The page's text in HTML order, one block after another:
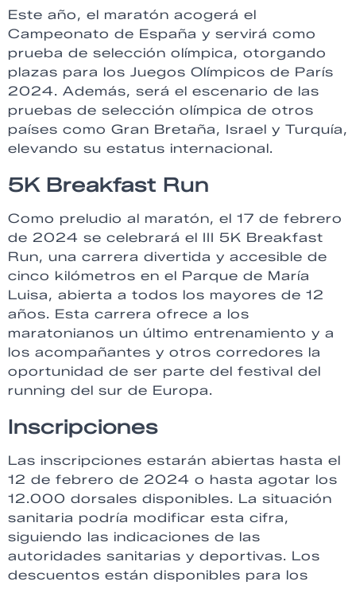
Este año, el maratón acogerá el
Campeonato de España y servirá como
prueba de selección olímpica, otorgando
plazas para los Juegos Olímpicos de París
2024. Además, será el escenario de las
pruebas de selección olímpica de otros
países como Gran Bretaña, Israel y Turquía,
elevando su estatus internacional.
5K Breakfast Run
Como preludio al maratón, el 17 de febrero
de 2024 se celebrará el III 5K Breakfast
Run, una carrera divertida y accesible de
cinco kilómetros en el Parque de María
Luisa, abierta a todos los mayores de 12
años. Esta carrera ofrece a los
maratonianos un último entrenamiento y a
los acompañantes y otros corredores la
oportunidad de ser parte del festival del
running del sur de Europa.
Inscripciones
Las inscripciones estarán abiertas hasta el
12 de febrero de 2024 o hasta agotar los
12.000 dorsales disponibles. La situación
sanitaria podría modificar esta cifra,
siguiendo las indicaciones de las
autoridades sanitarias y deportivas. Los
descuentos están disponibles para los